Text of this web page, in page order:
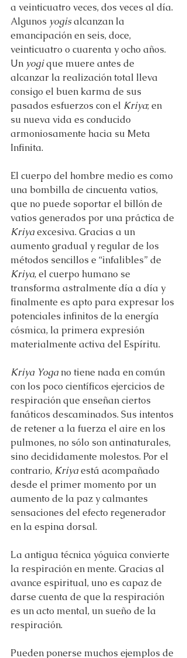
a veinticuatro veces, dos veces al día.
Algunos yogis alcanzan la
emancipación en seis, doce,
veinticuatro o cuarenta y ocho años.
Un yogi que muere antes de
alcanzar la realización total lleva
consigo el buen karma de sus
pasados esfuerzos con el Kriya; en
su nueva vida es conducido
armoniosamente hacia su Meta
Infinita.
El cuerpo del hombre medio es como
una bombilla de cincuenta vatios,
que no puede soportar el billón de
vatios generados por una práctica de
Kriya excesiva. Gracias a un
aumento gradual y regular de los
métodos sencillos e “infalibles” de
Kriya, el cuerpo humano se
transforma astralmente día a día y
finalmente es apto para expresar los
potenciales infinitos de la energía
cósmica, la primera expresión
materialmente activa del Espíritu.
Kriya Yoga no tiene nada en común
con los poco científicos ejercicios de
respiración que enseñan ciertos
fanáticos descaminados. Sus intentos
de retener a la fuerza el aire en los
pulmones, no sólo son antinaturales,
sino decididamente molestos. Por el
contrario, Kriya está acompañado
desde el primer momento por un
aumento de la paz y calmantes
sensaciones del efecto regenerador
en la espina dorsal.
La antigua técnica yóguica convierte
la respiración en mente. Gracias al
avance espiritual, uno es capaz de
darse cuenta de que la respiración
es un acto mental, un sueño de la
respiración.
Pueden ponerse muchos ejemplos de